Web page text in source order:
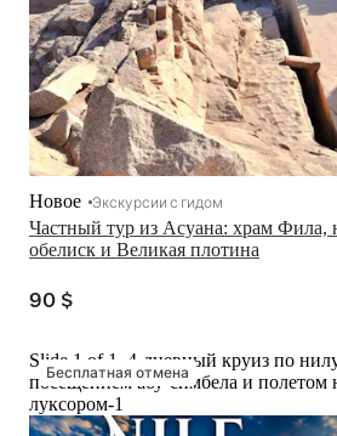
Частный тур из Асуана: храм Фила,
обелиск и Великая плотина
Новое Экскурсии с гидом
90 $
Бесплатная отмена
Slide 1 of 1, 4-дневный круиз по
посещением абу-симбела и
луксором-1